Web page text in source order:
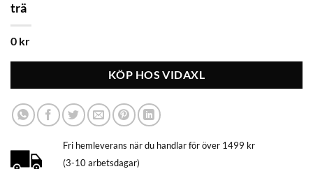
trä
0 kr
KÖP HOS VIDAXL
Fri hemleverans när du handlar för över 1499 kr
(3-10 arbetsdagar)